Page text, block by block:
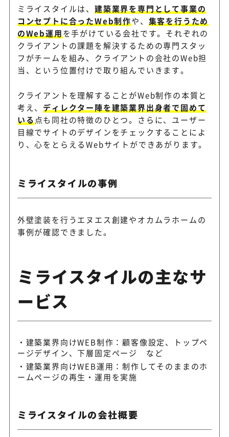
ミライスタイルは、建築業界を専門として事業の
コンセプトに合ったWeb制作や、 集客を行うため
のWeb運用を手がけている会社です。それぞれの
クライアントの課題を解決するための専門スタッ
フがチームを組み、クライアントの会社のWeb担
当、という位置付けで取り組んでいきます。
クライアントを理解することがWeb制作の本質と
考え、 ディレクター陣を建築業界出身者で固めて
いる 点も同社の特徴のひとつ。さらに、ユーザー
目線でサイトのデザインをチェックすることによ
り、心をとらえるWebサイトができあがります。
ミライスタイルの事例
外壁塗装を行うエヌエス創建やオカムラホームの
事例が確認できました。
ミライスタイルの主なサ
ービス
建築業界向けWEB制作：顧客像設定、トップペ
ージデザイン、下層固定ページ など
建築業界向けWEB運用：制作してそのままのホ
ームページの再生・運用を実施
ミライスタイルの会社概要